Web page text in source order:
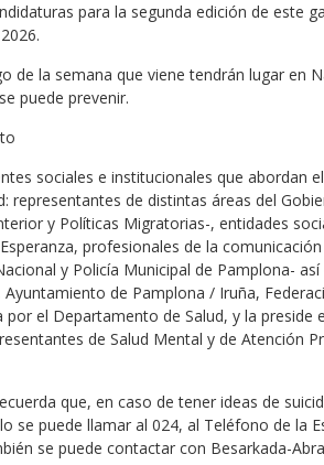
para la segunda edición de este
de la semana que viene tendrán lugar en
puede prevenir.
sociales e institucionales que abordan
representantes de distintas áreas del
y Políticas Migratorias-, entidades
profesionales de la
y Policía Municipal de Pamplona-
de Pamplona / Iruña,
el Departamento de Salud, y la preside
de Salud Mental y de Atención
que, en caso de tener ideas de
se puede llamar al 024, al Teléfono de la
se puede contactar con Besarkada-